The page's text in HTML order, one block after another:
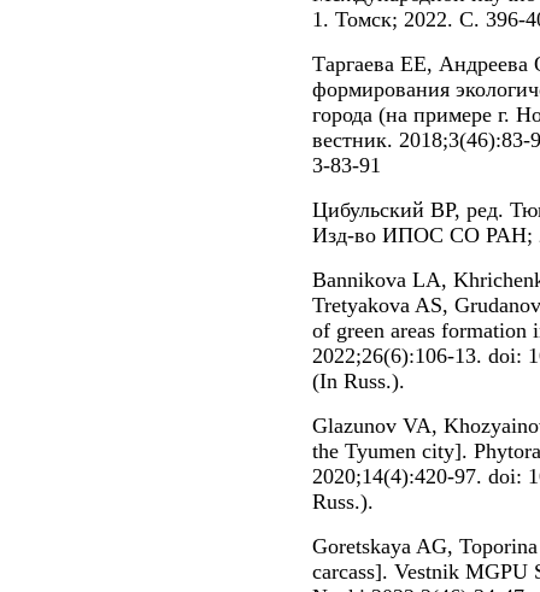
1. Томск; 2022. С. 396-
Таргаева ЕЕ, Андреева
формирования
города (на примере г.
вестник.
3-83-91
Цибульский ВР, ред.
Изд-во ИПОС СО РАН;
Bannikova LA,
Tretyakova AS,
of green areas formation
2022;26(6):106-13. doi:
(In Russ.).
Glazunov VA,
the Tyumen city].
2020;14(4):420-97. doi:
Russ.).
Goretskaya AG,
carcass]. Vestnik MGPU